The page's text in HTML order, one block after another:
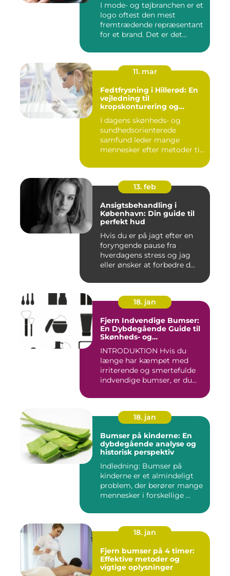
I mode- og tøjbranchen er et
logo oftest den mest
fremtrædende repræsentant
for et brand. Det er det...
11. mar
Fedtfrysning i Hillerød: En
vejledning til
kropskonturering og
I dagens skønheds- og
sundhedsorienterede
samfund leder mange
mennesker efter metoder til
13. feb
Ansigtsbehandling i
København: Din guide til
perfekt hud
Hvis du er på jagt efter en
foryngende pause fra
hverdagens stress og jag
eller ønsker at forbedre d...
18. jan
Fjern Indvendige Bumser:
En Dybdegående Guide til
Skønheds- og
INTRODUKTION Hvis du
længe har kæmpet med
irriterende og smertefulde
indvendige bumser, er du
18. jan
Bumser på kinderne: En
dybdegående analyse og
historisk perspektiv
Indledning: Bumser på
kinderne er et almindeligt
problem, der berører mange
mennesker i forskellige ...
18. jan
Fjern bumser på 4 timer:
Effektive metoder og
vigtige oplysninger